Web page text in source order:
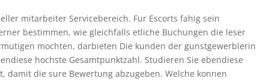
mitarbeiter Servicebereich. Fur Escorts fahig sein
bestimmen, wie gleichfalls etliche Buchungen die leser
mochten, darbieten Die kunden der gunstgewerblerin
hochste Gesamtpunktzahl. Studieren Sie ebendiese
die sure Bewertung abzugeben. Welche konnen